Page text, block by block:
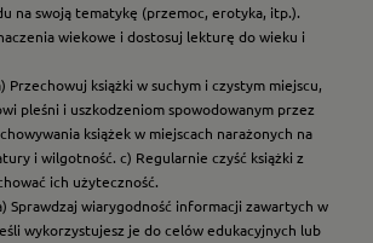
na swoją tematykę (przemoc, erotyka, itp.).
wiekowe i dostosuj lekturę do wieku i
Przechowuj książki w suchym i czystym miejscu,
pleśni i uszkodzeniom spowodowanym przez
książek w miejscach narażonych na
i wilgotność. c) Regularnie czyść książki z
ich użyteczność.
Sprawdzaj wiarygodność informacji zawartych w
wykorzystujesz je do celów edukacyjnych lub